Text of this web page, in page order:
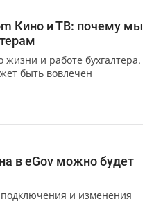
Кино и ТВ: почему мы
жизни и работе бухгалтера.
быть вовлечен
в eGov можно будет
и изменения